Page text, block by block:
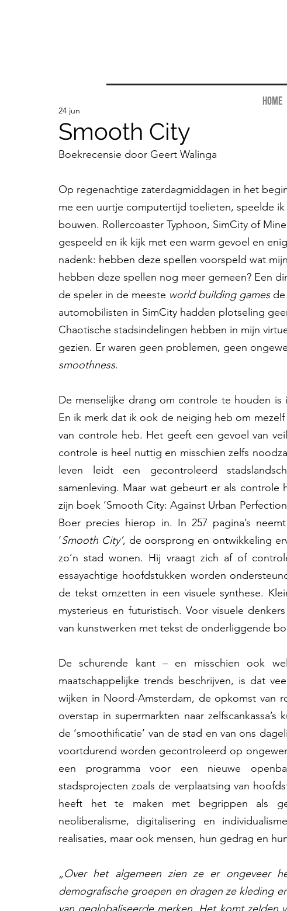
Home
Smooth City
24 jun
Boekrecensie door Geert Walinga
Op regenachtige zaterdagmiddagen in het
me een uurtje computertijd toelieten, speelde
bouwen. Rollercoaster Typhoon, SimCity of
gespeeld en ik kijk met een warm gevoel en
nadenk: hebben deze spellen voorspeld wat
hebben deze spellen nog meer gemeen? Een
de speler in de meeste world building games de
automobilisten in SimCity hadden plotseling
Chaotische stadsindelingen hebben in mijn
gezien. Er waren geen problemen, geen
smoothness.
De menselijke drang om controle te houden
En ik merk dat ik ook de neiging heb om
van controle heb. Het geeft een gevoel van
controle is heel nuttig en misschien zelfs
leven leidt een gecontroleerd
samenleving. Maar wat gebeurt er als
zijn boek ‘Smooth City: Against Urban
Boer precies hierop in. In 257 pagina’s
‘Smooth City’, de oorsprong en ontwikkeling
zo’n stad wonen. Hij vraagt zich af of
essayachtige hoofdstukken worden
de tekst omzetten in een visuele synthese.
mysterieus en futuristisch. Voor visuele
van kunstwerken met tekst de onderliggende
De schurende kant – en misschien ook
maatschappelijke trends beschrijven, is dat
wijken in Noord-Amsterdam, de opkomst van
overstap in supermarkten naar
de ‘smoothificatie’ van de stad en van ons
voortdurend worden gecontroleerd op
een programma voor een nieuwe
stadsprojecten zoals de verplaatsing van
heeft het te maken met begrippen als
neoliberalisme, digitalisering en
realisaties, maar ook mensen, hun gedrag en
„Over het algemeen zien ze er ongeveer
demografische groepen en dragen ze kleding